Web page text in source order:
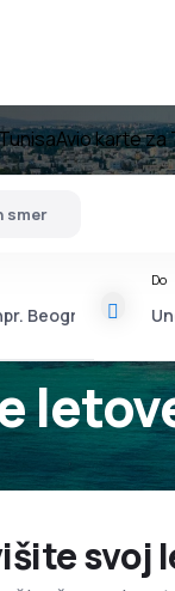
Avio karte za
smer
Do
svoj